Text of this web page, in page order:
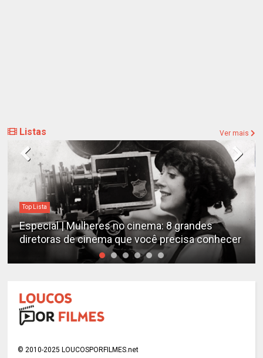
Listas Ver mais
Top Lista
Especial | Mulheres no cinema: 8 grandes
diretoras de cinema que você precisa conhecer
© 2010-2025 LOUCOSPORFILMES.net